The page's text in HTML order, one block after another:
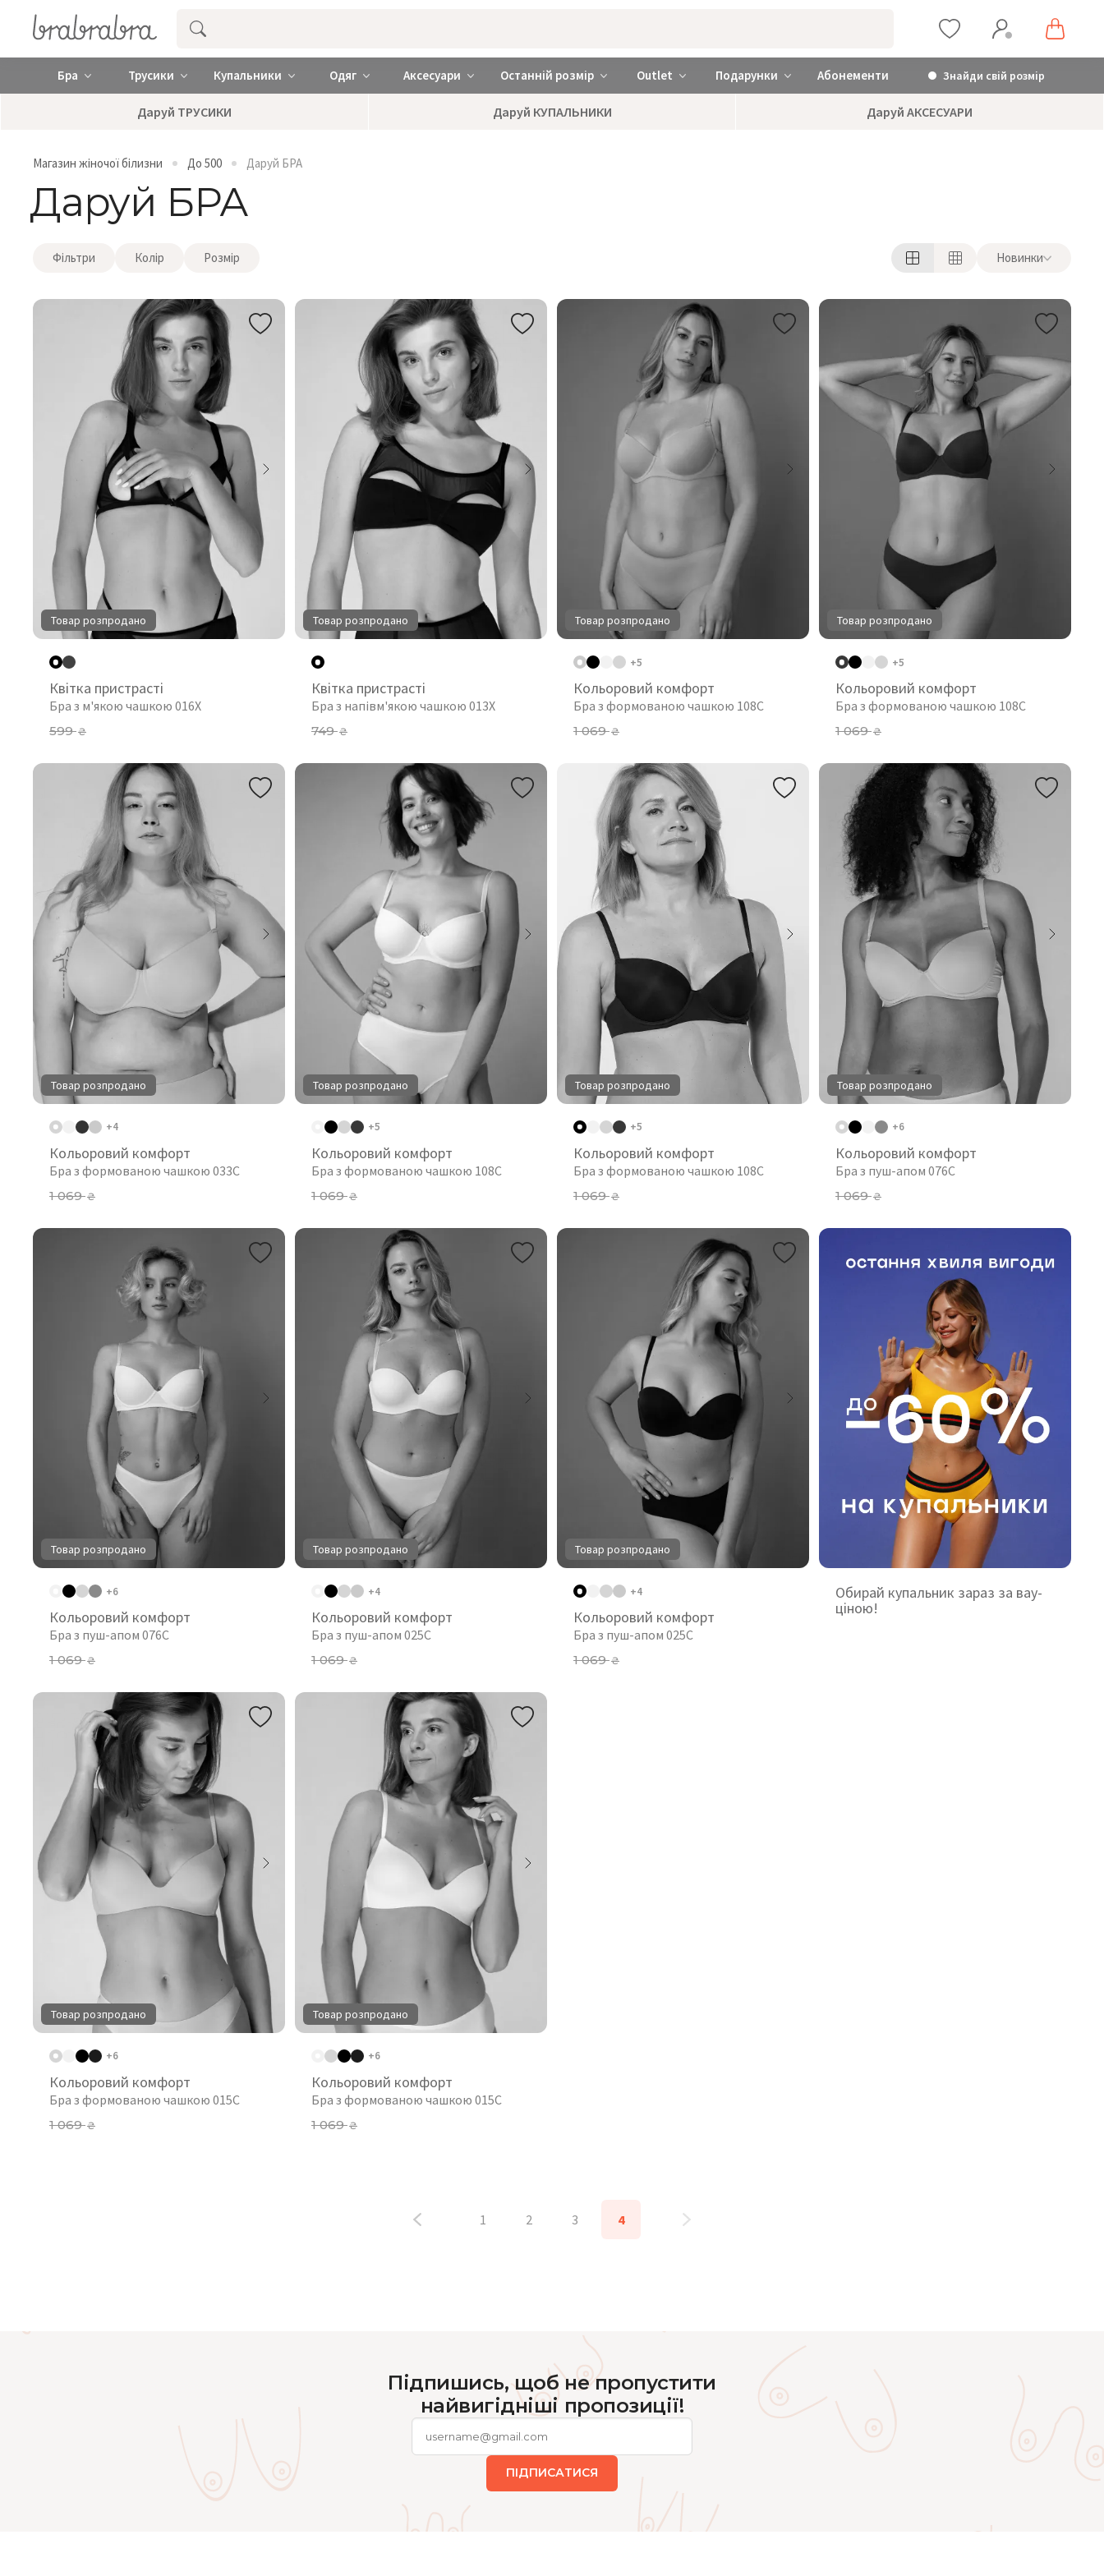
Купити нижню жіночу білизну ❤️ brabrabra ❤️ Київ та Україна
Бра Трусики Купальники Одяг Аксесуари Останній розмір Outlet Подарунки Абонементи Знайди свій розмір
Даруй ТРУСИКИ Даруй КУПАЛЬНИКИ Даруй АКСЕСУАРИ
Магазин жіночої білизни До 500 Даруй БРА
Даруй БРА
Фільтри Колір Розмір Новинки
Товар розпродано
Квітка пристрасті
Бра з м'якою чашкою 016X
599₴
Товар розпродано
Квітка пристрасті
Бра з напівм'якою чашкою 013X
749₴
Товар розпродано
+5
Кольоровий комфорт
Бра з формованою чашкою 108C
1 069₴
Товар розпродано
+5
Кольоровий комфорт
Бра з формованою чашкою 108C
1 069₴
Товар розпродано
+4
Кольоровий комфорт
Бра з формованою чашкою 033C
1 069₴
Товар розпродано
+5
Кольоровий комфорт
Бра з формованою чашкою 108C
1 069₴
Товар розпродано
+5
Кольоровий комфорт
Бра з формованою чашкою 108C
1 069₴
Товар розпродано
+6
Кольоровий комфорт
Бра з пуш-апом 076C
1 069₴
Товар розпродано
+6
Кольоровий комфорт
Бра з пуш-апом 076C
1 069₴
Товар розпродано
+4
Кольоровий комфорт
Бра з пуш-апом 025C
1 069₴
Товар розпродано
+4
Кольоровий комфорт
Бра з пуш-апом 025C
1 069₴
Обирай купальник зараз за вау-
ціною!
Товар розпродано
+6
Кольоровий комфорт
Бра з формованою чашкою 015C
1 069₴
Товар розпродано
+6
Кольоровий комфорт
Бра з формованою чашкою 015C
1 069₴
1 2 3 4
Підпишись, щоб не пропустити
найвигідніші пропозиції!
ПІДПИСАТИСЯ